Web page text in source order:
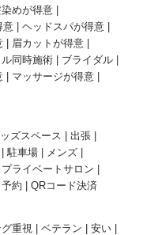
染めが得意
意
ヘッドスパが得意
眉カットが得意
ル同時施術
ブライダル
マッサージが得意
ズスペース
出張
駐車場
メンズ
ライベートサロン
約 QRコード決済
重視 ベテラン
安い